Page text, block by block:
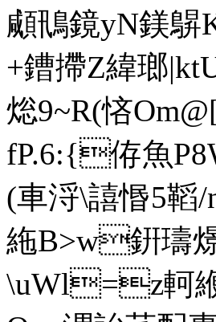
顑鳵鏡yN鎂
+鏪摕Z緯瑯
焧9~R(悋
fP.6:{侟魚
(車浖\譆惽5
絁B>w銒璹燝
\uWl=z軻緶